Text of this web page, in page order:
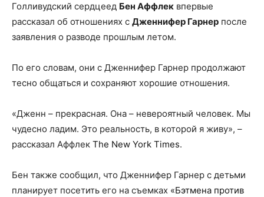
Голливудский сердцеед Бен Аффлек впервые
рассказал об отношениях с Дженнифер Гарнер после
заявления о разводе прошлым летом.
По его словам, они с Дженнифер Гарнер продолжают
тесно общаться и сохраняют хорошие отношения.
«Дженн – прекрасная. Она – невероятный человек. Мы
чудесно ладим. Это реальность, в которой я живу», –
рассказал Аффлек The New York Times.
Бен также сообщил, что Дженнифер Гарнер с детьми
планирует посетить его на съемках «Бэтмена против